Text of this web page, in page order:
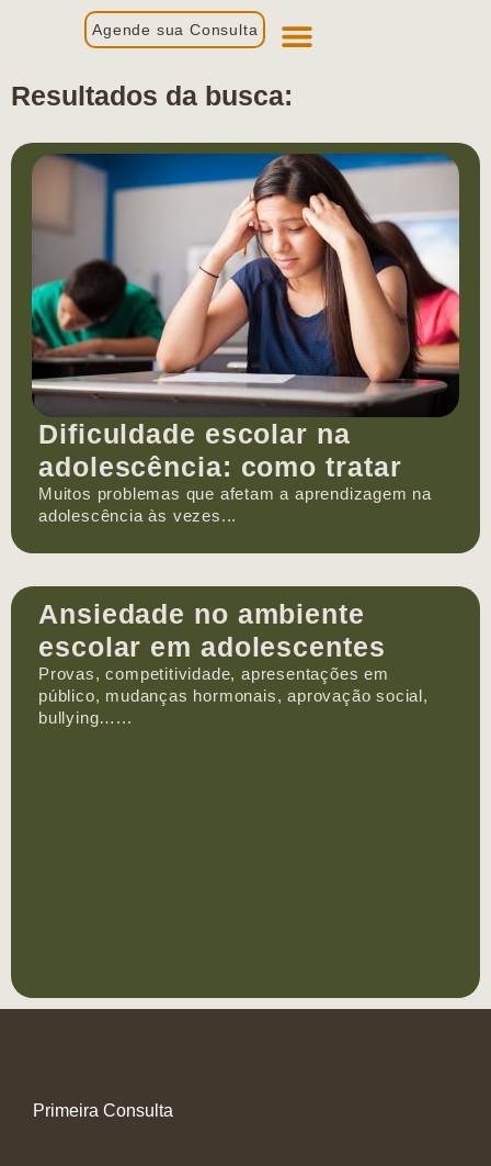
Agende sua Consulta
Resultados da busca:
Dificuldade escolar na
adolescência: como tratar
Muitos problemas que afetam a aprendizagem na
adolescência às vezes...
Ansiedade no ambiente
escolar em adolescentes
Provas, competitividade, apresentações em
público, mudanças hormonais, aprovação social,
bullying…...
Primeira Consulta